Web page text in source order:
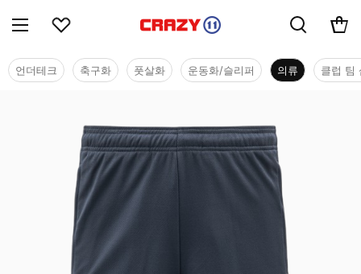
언더테크 축구화 풋살화 운동화/슬리퍼 의류 클럽 팀